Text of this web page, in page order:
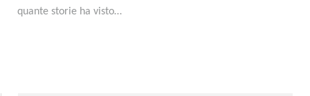
quante storie ha visto…